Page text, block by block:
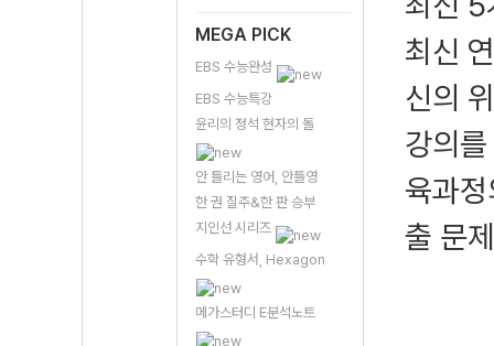
MEGA PICK
EBS 수능완성
EBS 수능특강
윤리의 정석 현자의 돌
안 틀리는 영어, 안틀영
한 권 질주&한 판 승부
지인선 시리즈
수학 유형서, Hexagon
메가스터디 E분석노트
최신
신의
강의
육과
출 문